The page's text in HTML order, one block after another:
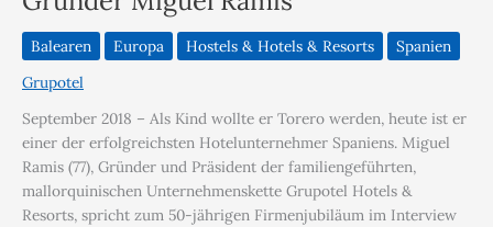
Balearen Europa Hostels & Hotels & Resorts
Spanien
Grupotel
September 2018 – Als Kind wollte er Torero werden, heute ist er
einer der erfolgreichsten Hotelunternehmer Spaniens. Miguel
Ramis (77), Gründer und Präsident der familiengeführten,
mallorquinischen Unternehmenskette Grupotel Hotels &
Resorts, spricht zum 50-jährigen Firmenjubiläum im Interview